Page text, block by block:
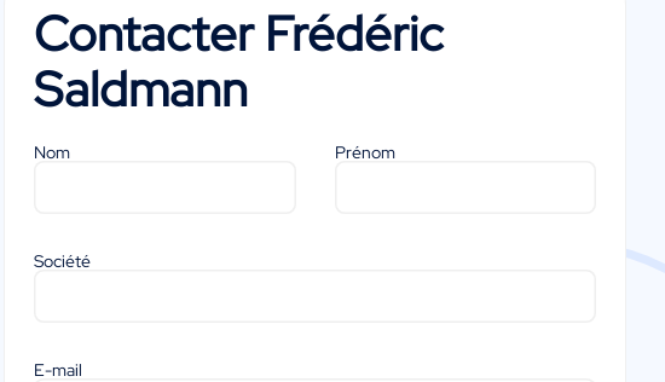
Contacter Frédéric
Saldmann
Nom Prénom
Société
E-mail